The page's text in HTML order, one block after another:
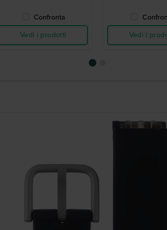
Confronta
Vedi i prodotti
Vedi i